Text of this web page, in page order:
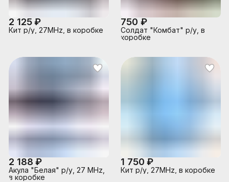
2 125 ₽
Кит р/у, 27MHz, в коробке
750 ₽
Солдат "Комбат" р/у, в
коробке
2 188 ₽
Акула "Белая" р/у, 27 MHz,
в коробке
1 750 ₽
Кит р/у, 27MHz, в коробке